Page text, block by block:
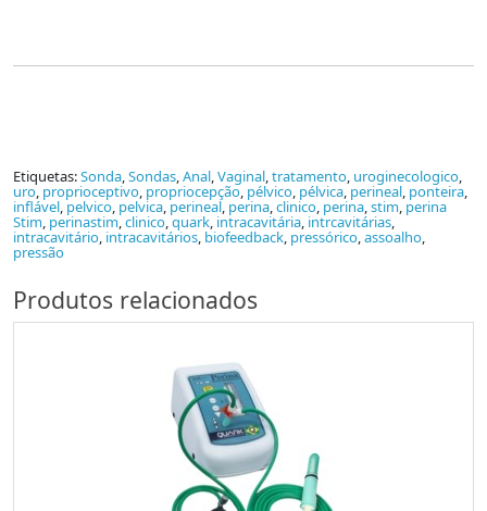
Etiquetas:Sonda,Sondas,Anal,Vaginal,tratamento, uroginecologico,
uro, proprioceptivo, propriocepção, pélvico, pélvica, perineal, ponteira,
inflável,pelvico, pelvica,perineal, perina,clinico, perina,stim, perina
Stim, perinastim,clinico,quark, intracavitária, intrcavitárias,
intracavitário, intracavitários, biofeedback, pressórico,assoalho,
pressão
Produtos relacionados